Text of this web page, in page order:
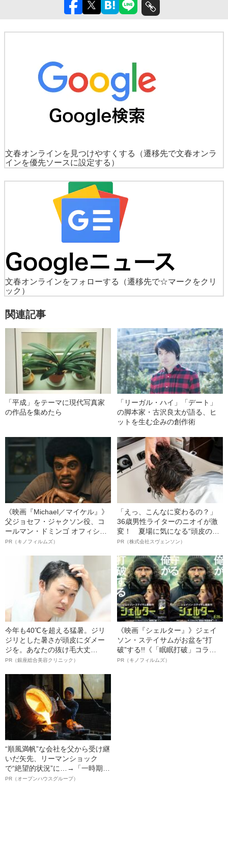
文春オンラインを見つけやすくする
（遷移先で文春オンラ
インを優先ソースに設定する）
文春オンラインをフォローする
（遷移先で☆マークをクリ
ック）
関連記事
「平成」をテーマに現代写真家
の作品を集めたら
「リーガル・ハイ」「デート」
の脚本家・古沢良太が語る、ヒ
ットを生む企みの創作術
《映画『Michael／マイケル』》
父ジョセフ・ジャクソン役、コ
ールマン・ドミンゴ オフィシャ
ルインタビュー“観客を魅了した
語る”《日本興収70億円突破》
PR（キノフィルムズ）
「えっ、こんなに変わるの？」
36歳男性ライターのニオイが激
変！ 夏場に気になる“頭皮のニ
オイ”や“ベタつき”を解消す
ト”が生み出した徹底ケアとは
PR（株式会社スヴェンソン）
今年も40℃を超える猛暑。ジリ
ジリとした暑さが頭皮にダメー
ジを。あなたの抜け毛大丈
夫！？
PR（銀座総合美容クリニック）
《映画『シェルター』》ジェイ
ソン・ステイサムがお盆を“打
破”する!!《「眠眠打破」コラ
ボ》
PR（キノフィルムズ）
“順風満帆”な会社を父から受け継
いだ矢先、リーマンショック
で“絶望的状況”に…→「一時期は
納品3年待ち」のヒット商品を生
PR（オープンハウスグループ）